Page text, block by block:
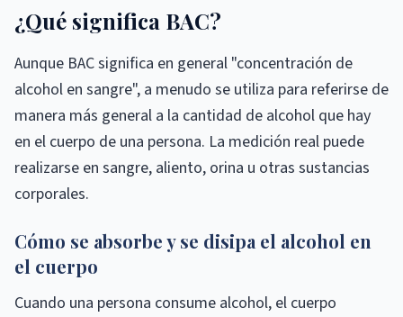
¿Qué significa BAC?
Aunque BAC significa en general "concentración de
alcohol en sangre", a menudo se utiliza para referirse de
manera más general a la cantidad de alcohol que hay
en el cuerpo de una persona. La medición real puede
realizarse en sangre, aliento, orina u otras sustancias
corporales.
Cómo se absorbe y se disipa el alcohol en
el cuerpo
Cuando una persona consume alcohol, el cuerpo